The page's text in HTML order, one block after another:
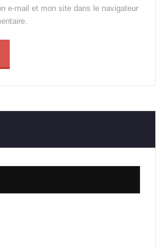
e-mail et mon site dans le navigateur